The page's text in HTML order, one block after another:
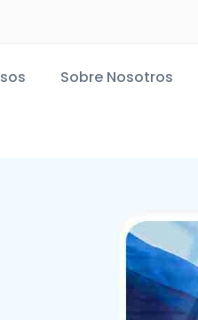
Sobre Nosotros